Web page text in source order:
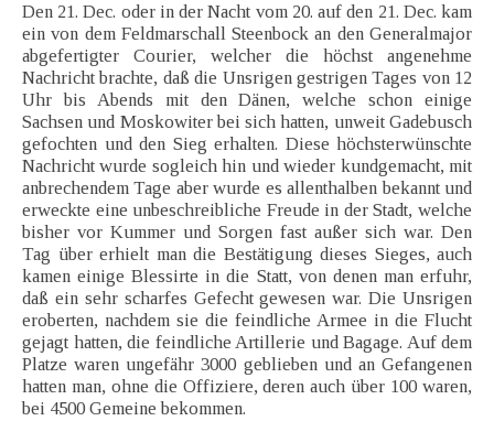
Den 21. Dec. oder in der Nacht vom 20. auf den 21. Dec. kam
ein von dem Feldmarschall Steenbock an den Generalmajor
abgefertigter Courier, welcher die höchst angenehme
Nachricht brachte, daß die Unsrigen gestrigen Tages von 12
Uhr bis Abends mit den Dänen, welche schon einige
Sachsen und Moskowiter bei sich hatten, unweit Gadebusch
gefochten und den Sieg erhalten. Diese höchsterwünschte
Nachricht wurde sogleich hin und wieder kundgemacht, mit
anbrechendem Tage aber wurde es allenthalben bekannt und
erweckte eine unbeschreibliche Freude in der Stadt, welche
bisher vor Kummer und Sorgen fast außer sich war. Den
Tag über erhielt man die Bestätigung dieses Sieges, auch
kamen einige Blessirte in die Statt, von denen man erfuhr,
daß ein sehr scharfes Gefecht gewesen war. Die Unsrigen
eroberten, nachdem sie die feindliche Armee in die Flucht
gejagt hatten, die feindliche Artillerie und Bagage. Auf dem
Platze waren ungefähr 3000 geblieben und an Gefangenen
hatten man, ohne die Offiziere, deren auch über 100 waren,
bei 4500 Gemeine bekommen.